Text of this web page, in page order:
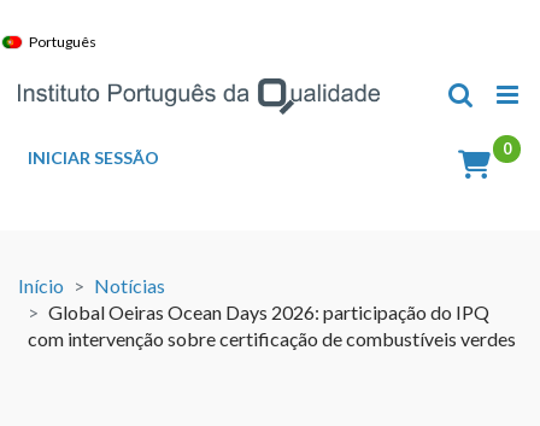
to
Português
INICIAR SESSÃO
Início
Notícias
Global Oeiras Ocean Days 2026: participação do IPQ
com intervenção sobre certificação de combustíveis verdes